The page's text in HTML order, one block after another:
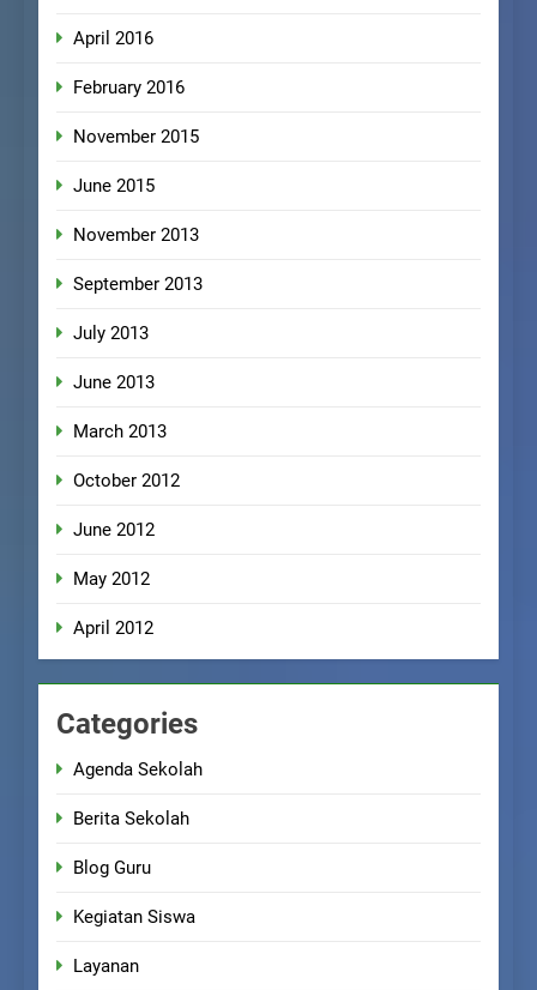
April 2016
February 2016
November 2015
June 2015
November 2013
September 2013
July 2013
June 2013
March 2013
October 2012
June 2012
May 2012
April 2012
Categories
Agenda Sekolah
Berita Sekolah
Blog Guru
Kegiatan Siswa
Layanan